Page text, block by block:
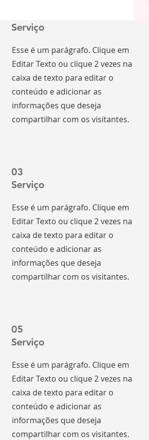
Serviço
Esse é um parágrafo. Clique em
Editar Texto ou clique 2 vezes na
caixa de texto para editar o
conteúdo e adicionar as
informações que deseja
compartilhar com os visitantes.
03
Serviço
Esse é um parágrafo. Clique em
Editar Texto ou clique 2 vezes na
caixa de texto para editar o
conteúdo e adicionar as
informações que deseja
compartilhar com os visitantes.
05
Serviço
Esse é um parágrafo. Clique em
Editar Texto ou clique 2 vezes na
caixa de texto para editar o
conteúdo e adicionar as
informações que deseja
compartilhar com os visitantes.